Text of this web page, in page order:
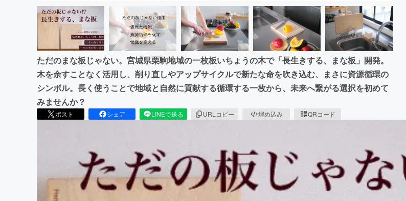
ただのまな板じゃない。宮城県栗駒地域の一枚板いちょうの木で「長生きする、まな板」開発。
木を余すことなく活用し、削り直しやアップサイクルで新たな命を吹き込む、まさに資源循環の
シンボル。長く使うことで地域と自然に貢献する循環する一枚から、未来へ繋がる選択を初めて
みませんか？
ポスト シェア LINEで送る URLコピー 埋め込み QRコード